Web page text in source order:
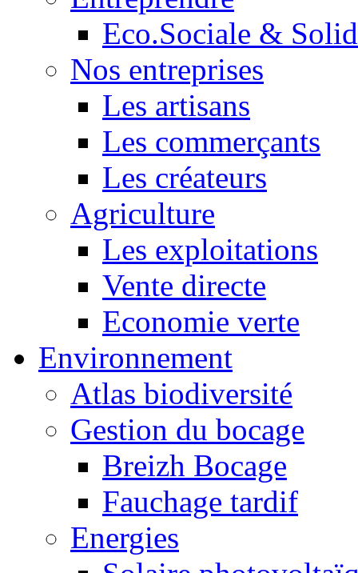
Eco.Sociale &
Nos entreprises
Les artisans
Les commerçants
Les créateurs
Agriculture
Les exploitations
Vente directe
Economie verte
Environnement
Atlas biodiversité
Gestion du bocage
Breizh Bocage
Fauchage tardif
Energies